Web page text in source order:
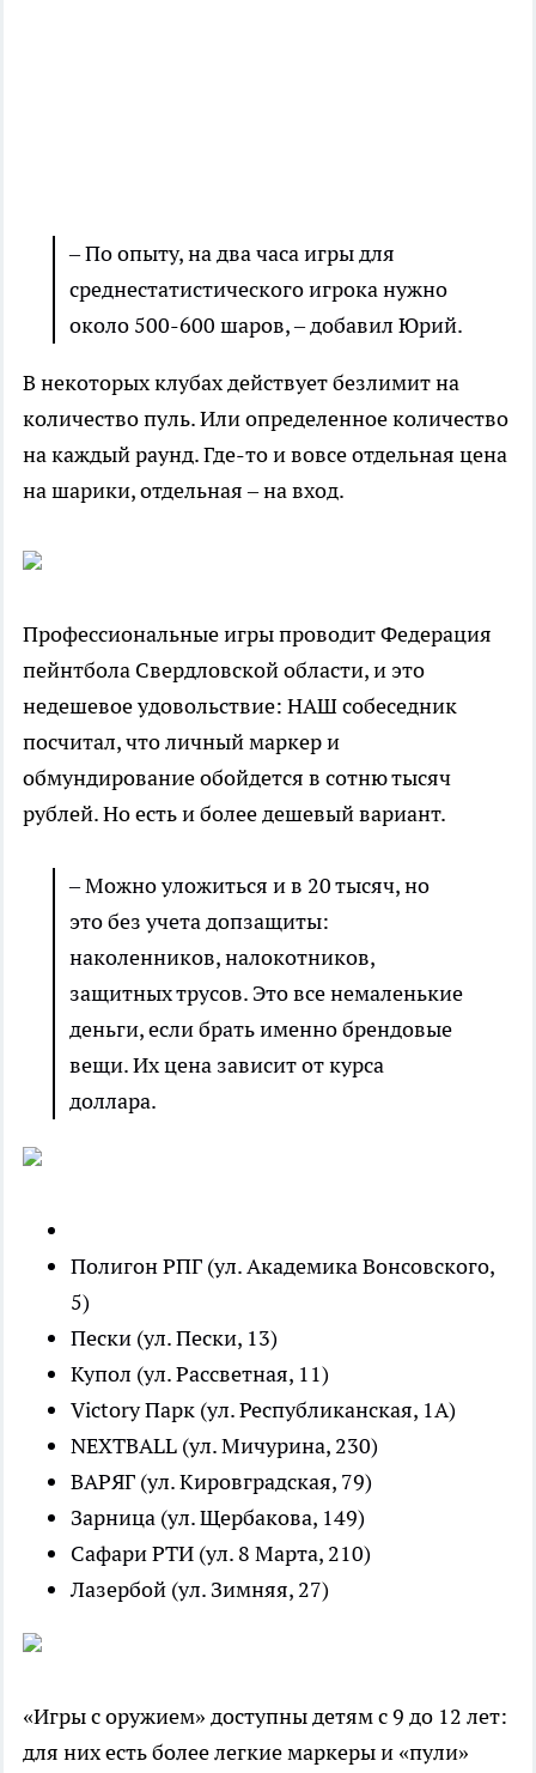
– По опыту, на два часа игры для
среднестатистического игрока нужно
около 500-600 шаров, – добавил Юрий.
В некоторых клубах действует безлимит на
количество пуль. Или определенное количество
на каждый раунд. Где-то и вовсе отдельная цена
на шарики, отдельная – на вход.
Профессиональные игры проводит Федерация
пейнтбола Свердловской области, и это
недешевое удовольствие: НАШ собеседник
посчитал, что личный маркер и
обмундирование обойдется в сотню тысяч
рублей. Но есть и более дешевый вариант.
– Можно уложиться и в 20 тысяч, но
это без учета допзащиты:
наколенников, налокотников,
защитных трусов. Это все немаленькие
деньги, если брать именно брендовые
вещи. Их цена зависит от курса
доллара.
Полигон РПГ (ул. Академика Вонсовского,
5)
Пески (ул. Пески, 13)
Купол (ул. Рассветная, 11)
Victory Парк (ул. Республиканская, 1А)
NEXTBALL (ул. Мичурина, 230)
ВАРЯГ (ул. Кировградская, 79)
Зарница (ул. Щербакова, 149)
Сафари РТИ (ул. 8 Марта, 210)
Лазербой (ул. Зимняя, 27)
«Игры с оружием» доступны детям с 9 до 12 лет:
для них есть более легкие маркеры и «пули»